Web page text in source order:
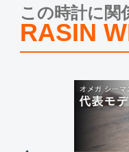
この時計に関
RASIN